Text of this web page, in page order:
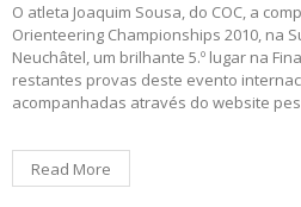
O atleta Joaquim Sousa, do COC, a
Orienteering Championships 2010, na
Neuchâtel, um brilhante 5.º lugar na
restantes provas deste evento
acompanhadas através do website
Read More